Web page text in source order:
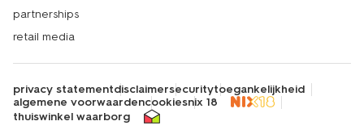
partnerships
retail media
privacy statementdisclaimersecuritytoegankelijkheid
algemene voorwaardencookiesnix 18
thuiswinkel waarborg